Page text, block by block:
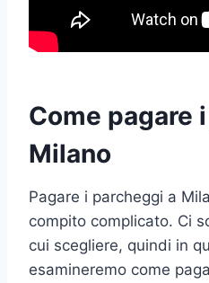
Come pagare
Milano
Pagare i parcheggi a
compito complicato. Ci
cui scegliere, quindi in
esamineremo come